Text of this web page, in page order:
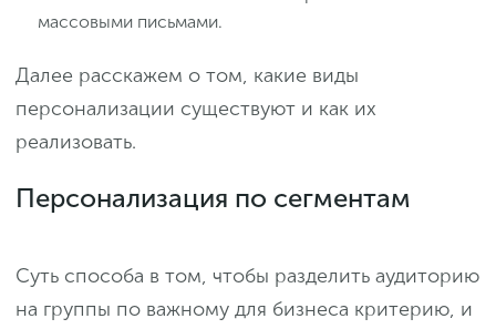
массовыми письмами.
Далее расскажем о том, какие виды
персонализации существуют и как их
реализовать.
Персонализация по сегментам
Суть способа в том, чтобы разделить аудиторию
на группы по важному для бизнеса критерию, и